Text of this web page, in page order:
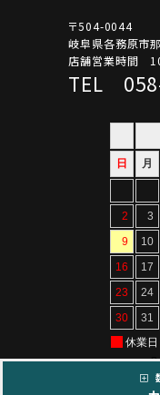
〒504-0044
岐阜県各務原市
店舗営業時間
TEL